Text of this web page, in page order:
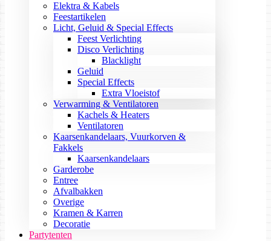
Elektra & Kabels
Feestartikelen
Licht, Geluid & Special Effects
Feest Verlichting
Disco Verlichting
Blacklight
Geluid
Special Effects
Extra Vloeistof
Verwarming & Ventilatoren
Kachels & Heaters
Ventilatoren
Kaarsenkandelaars, Vuurkorven &
Fakkels
Kaarsenkandelaars
Garderobe
Entree
Afvalbakken
Overige
Kramen & Karren
Decoratie
Partytenten